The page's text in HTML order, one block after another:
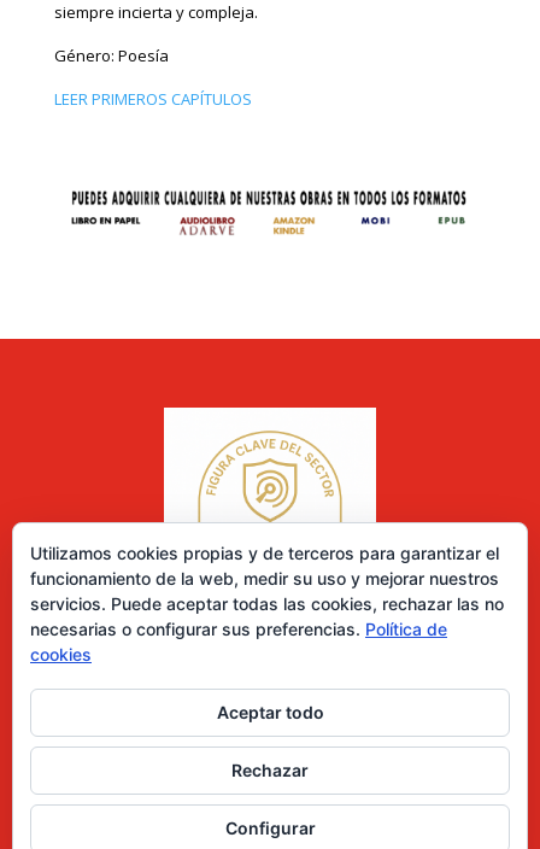
siempre incierta y compleja.
Género: Poesía
LEER PRIMEROS CAPÍTULOS
0 elementos
Desarrollado por Diseñador web para empresas
Utilizamos cookies propias y de terceros para garantizar el
funcionamiento de la web, medir su uso y mejorar nuestros
servicios. Puede aceptar todas las cookies, rechazar las no
necesarias o configurar sus preferencias. Política de
cookies
Aceptar todo
Rechazar
Configurar